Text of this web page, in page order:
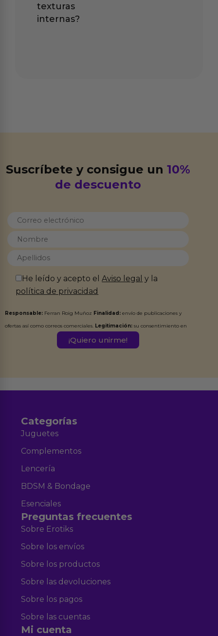
texturas
internas?
Suscríbete y consigue un10%
de descuento
He leído y acepto elAviso legal y la
política de privacidad
Responsable: Ferran Roig Muñoz Finalidad: envío de publicaciones y
ofertas así como correos comerciales. Legitimación: su consentimiento en
Destinatarios:Ferran Roig Muñoz. Podrás ejercer tus
Categorías
Juguetes
Complementos
Lencería
BDSM & Bondage
Esenciales
Preguntas frecuentes
Sobre Erotiks
Sobre los envíos
Sobre los productos
Sobre las devoluciones
Sobre los pagos
Sobre las cuentas
Mi cuenta